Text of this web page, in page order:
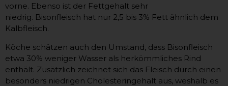
vorne. Ebenso ist der Fettgehalt sehr
niedrig. Bisonfleisch hat nur 2,5 bis 3% Fett ähnlich dem
Kalbfleisch.
Köche schätzen auch den Umstand, dass Bisonfleisch
etwa 30% weniger Wasser als herkömmliches Rind
enthält. Zusätzlich zeichnet sich das Fleisch durch einen
besonders niedrigen Cholesteringehalt aus, weshalb es